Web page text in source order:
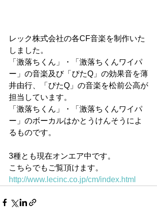
レック株式会社の各CF音楽を制作いた
しました。
「激落ちくん」・「激落ちくんワイパ
ー」の音楽及び「ぴたQ」の効果音を薄
井由行、「ぴたQ」の音楽を松前公高が
担当しています。
「激落ちくん」・「激落ちくんワイパ
ー」のボーカルはかとうけんそうによ
るものです。
3種とも現在オンエア中です。
こちらでもご覧頂けます。
http://www.lecinc.co.jp/cm/index.html